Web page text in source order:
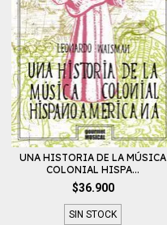
UNA HISTORIA DE LA MÚSICA
COLONIAL HISPA...
$36.900
SIN STOCK